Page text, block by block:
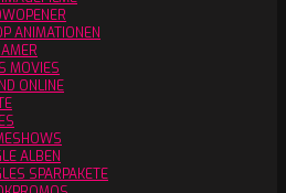
ANIMATIONEN
MOVIES
ONLINE
ALBEN
SPARPAKETE